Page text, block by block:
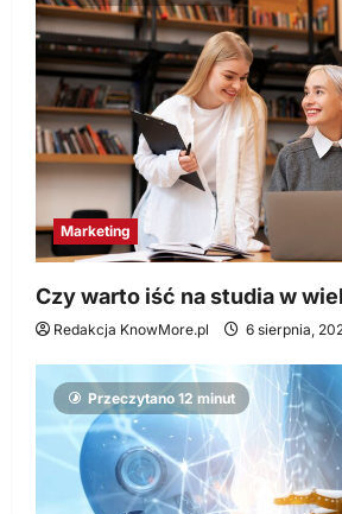
Marketing
Czy warto iść na studia w
Redakcja KnowMore.pl 6 sierpnia,
Przeczytano 12 minut